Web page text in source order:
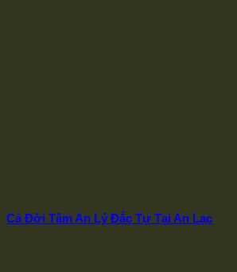
Cả Đời Tâm An Lý Đắc Tự Tại An Lạc